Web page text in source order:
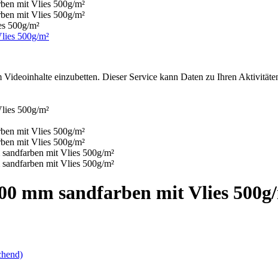
500g/m²
einzubetten. Dieser Service kann Daten zu Ihren
mm sandfarben mit Vlies 500g/